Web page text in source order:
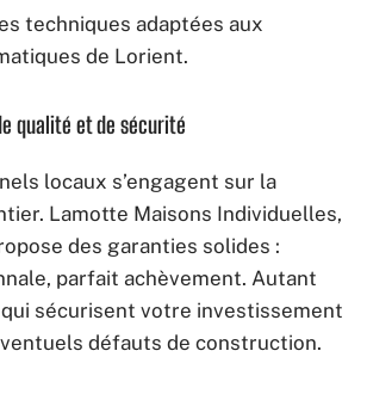
techniques adaptées aux
de Lorient.
qualité et de sécurité
locaux s’engagent sur la
Lamotte Maisons Individuelles,
des garanties solides :
parfait achèvement. Autant
sécurisent votre investissement
défauts de construction.